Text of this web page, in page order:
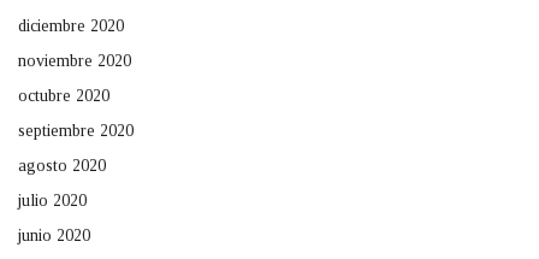
diciembre 2020
noviembre 2020
octubre 2020
septiembre 2020
agosto 2020
julio 2020
junio 2020